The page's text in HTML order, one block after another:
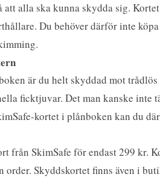
att alla ska kunna skydda sig.
Du behöver därför inte
är du helt skyddad mot
ficktjuvar. Det man kanske
kortet i plånboken kan du
från SkimSafe för endast 299 kr.
order. Skyddskortet finns även i